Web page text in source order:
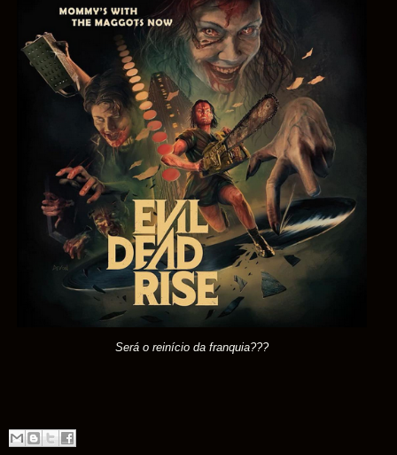
Será o reinício da franquia???